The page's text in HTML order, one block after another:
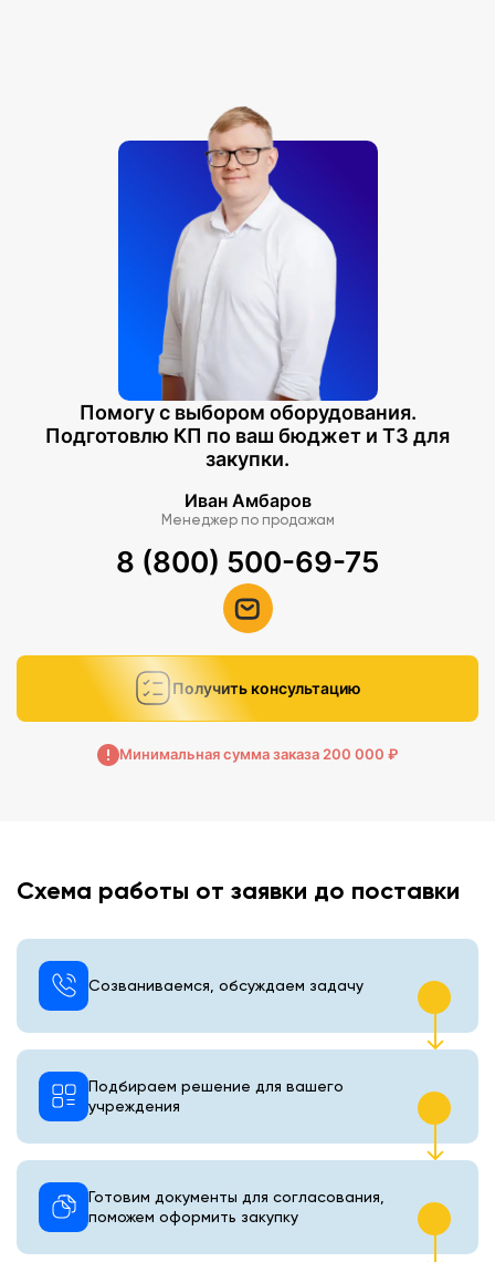
Помогу с выбором оборудования.
Подготовлю КП по ваш бюджет и ТЗ для
закупки.
Иван Амбаров
Менеджер по продажам
8 (800) 500-69-75
Получить консультацию
Минимальная сумма заказа 200 000 ₽
Схема работы от заявки до поставки
Созваниваемся, обсуждаем задачу
Подбираем решение для вашего
учреждения
Готовим документы для согласования,
поможем оформить закупку